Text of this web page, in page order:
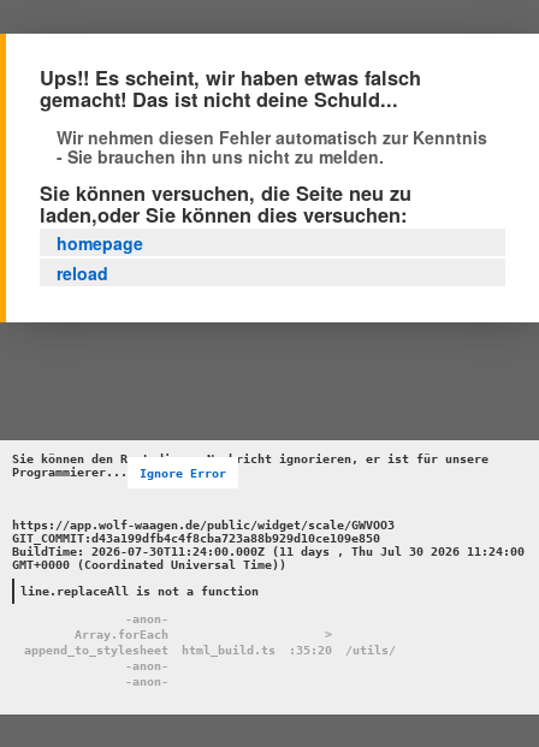
Ups!! Es scheint, wir haben etwas falsch
gemacht! Das ist nicht deine Schuld...
Wir nehmen diesen Fehler automatisch zur Kenntnis
- Sie brauchen ihn uns nicht zu melden.
Sie können versuchen, die Seite neu zu
laden,oder Sie können dies versuchen:
homepage
reload
Sie können den Rest dieser Nachricht ignorieren, er ist für unsere
Programmierer...
Ignore Error
https://app.wolf-waagen.de/public/widget/scale/GWVOO3
GIT_COMMIT:d43a199dfb4c4f8cba723a88b929d10ce109e850
BuildTime: 2026-07-30T11:24:00.000Z (11 days , Thu Jul 30 2026 11:24:00
GMT+0000 (Coordinated Universal Time))
line.replaceAll is not a function
-anon-
Array.forEach
>
append_to_stylesheet
html_build.ts :35:20
/utils/
-anon-
-anon-